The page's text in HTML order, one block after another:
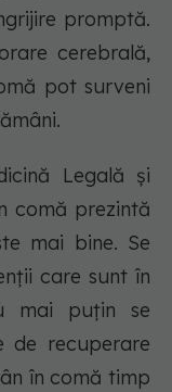
promptă.
cerebrală,
pot surveni
Legală și
comă prezintă
mai bine. Se
care sunt în
mai puțin se
de recuperare
în comă timp